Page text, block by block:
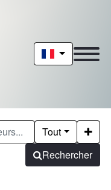
Tout
Rechercher